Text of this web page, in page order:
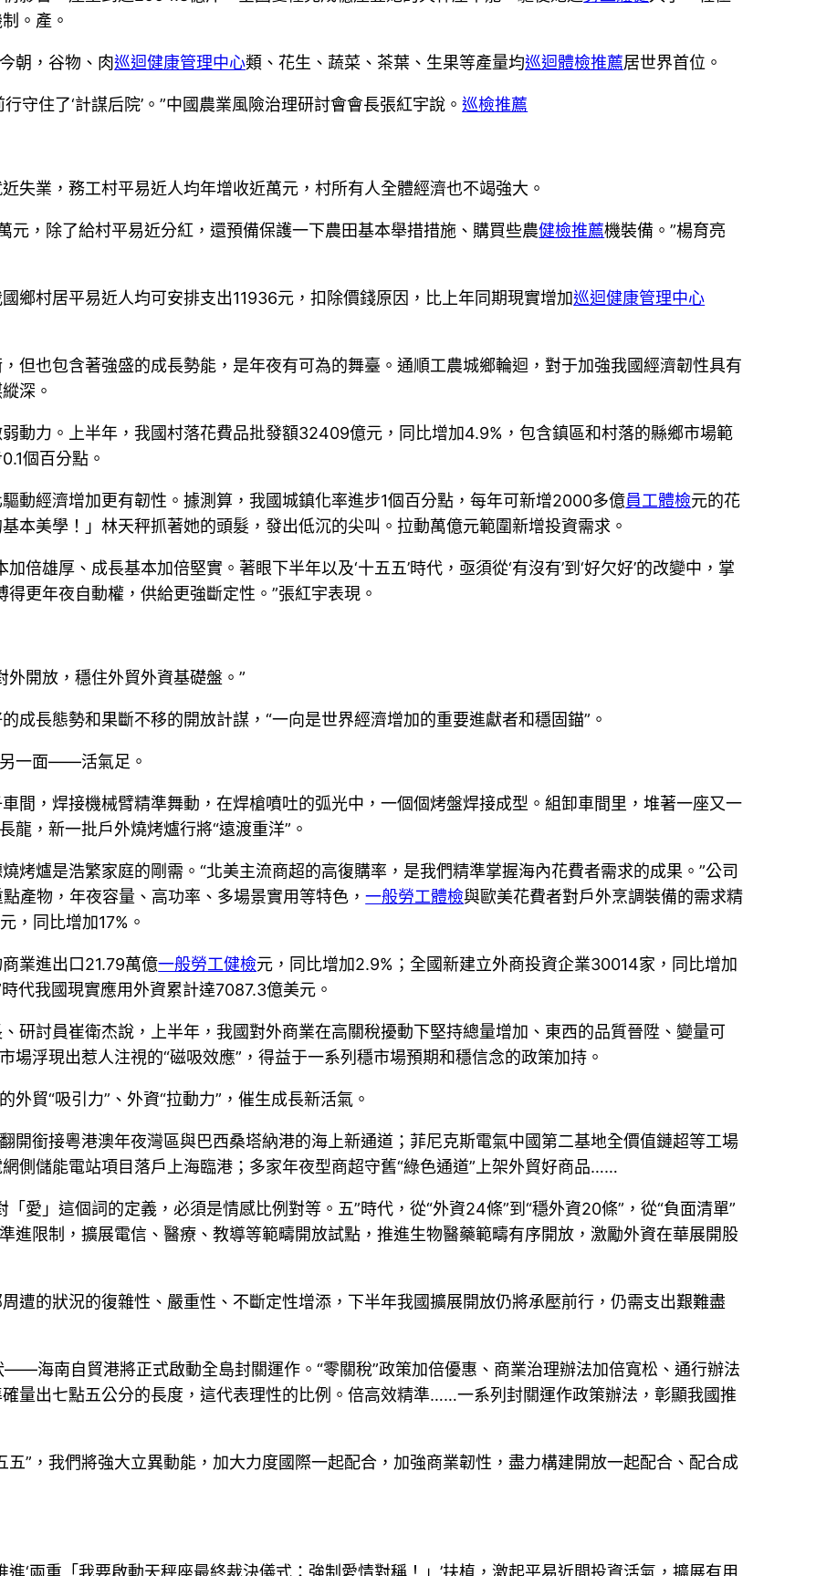
。產。
朝，谷物、肉巡迴健康管理中心類、花生、蔬菜、茶葉、生果等產量均巡迴體檢推薦居世界首位。
行守住了‘計謀后院’。”中國農業風險治理研討會會長張紅宇說。巡檢推薦
失業，務工村平易近人均年增收近萬元，村所有人全體經濟也不竭強大。
元，除了給村平易近分紅，還預備保護一下農田基本舉措措施、購買些農健檢推薦機裝備。”楊育亮
鄉村居平易近人均可安排支出11936元，扣除價錢原因，比上年同期現實增加巡迴健康管理中心
但也包含著強盛的成長勢能，是年夜有可為的舞臺。通順工農城鄉輪迴，對于加強我國經濟韌性具有
深。
動力。上半年，我國村落花費品批發額32409億元，同比增加4.9%，包含鎮區和村落的縣鄉市場範
個百分點。
動經濟增加更有韌性。據測算，我國城鎮化率進步1個百分點，每年可新增2000多億員工體檢元的花
本美學！」林天秤抓著她的頭髮，發出低沉的尖叫。拉動萬億元範圍新增投資需求。
倍雄厚、成長基本加倍堅實。著眼下半年以及‘十五五’時代，亟須從‘有沒有’到‘好欠好’的改變中，掌
更年夜自動權，供給更強斷定性。”張紅宇表現。
開放，穩住外貿外資基礎盤。”
成長態勢和果斷不移的開放計謀，“一向是世界經濟增加的重要進獻者和穩固錨”。
另一面——活氣足。
間，焊接機械臂精準舞動，在焊槍噴吐的弧光中，一個個烤盤焊接成型。組卸車間里，堆著一座又一
龍，新一批戶外燒烤爐行將“遠渡重洋”。
烤爐是浩繁家庭的剛需。“北美主流商超的高復購率，是我們精準掌握海內花費者需求的成果。”公司
產物，年夜容量、高功率、多場景實用等特色，一般勞工體檢與歐美花費者對戶外烹調裝備的需求精
，同比增加17%。
業進出口21.79萬億一般勞工健檢元，同比增加2.9%；全國新建立外商投資企業30014家，同比增加
代我國現實應用外資累計達7087.3億美元。
研討員崔衛杰說，上半年，我國對外商業在高關稅擾動下堅持總量增加、東西的品質晉陞、變量可
場浮現出惹人注視的“磁吸效應”，得益于一系列穩市場預期和穩信念的政策加持。
貿“吸引力”、外資“拉動力”，催生成長新活氣。
開銜接粵港澳年夜灣區與巴西桑塔納港的海上新通道；菲尼克斯電氣中國第二基地全價值鏈超等工場
側儲能電站項目落戶上海臨港；多家年夜型商超守舊“綠色通道”上架外貿好商品……
愛」這個詞的定義，必須是情感比例對等。五”時代，從“外資24條”到“穩外資20條”，從“負面清單”
進限制，擴展電信、醫療、教導等範疇開放試點，推進生物醫藥範疇有序開放，激勵外資在華展開股
遭的狀況的復雜性、嚴重性、不斷定性增添，下半年我國擴展開放仍將承壓前行，仍需支出艱難盡
海南自貿港將正式啟動全島封關運作。“零關稅”政策加倍優惠、商業治理辦法加倍寬松、通行辦法
量出七點五公分的長度，這代表理性的比例。倍高效精準……一系列封關運作政策辦法，彰顯我國推
”，我們將強大立異動能，加大力度國際一起配合，加強商業韌性，盡力構建開放一起配合、配合成
‘兩重「我要啟動天秤座最終裁決儀式：強制愛情對稱！」’扶植，激起平易近間投資活氣，擴展有用